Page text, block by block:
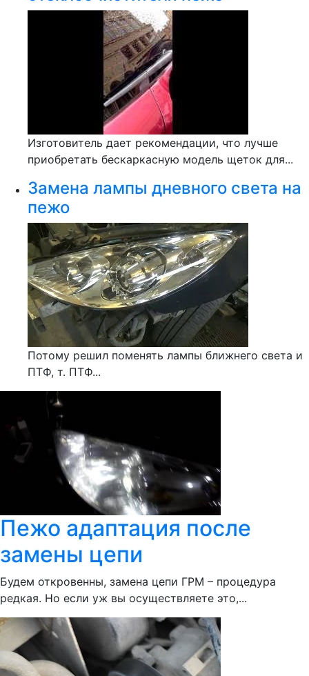
Изготовитель дает рекомендации, что лучше
приобретать бескаркасную модель щеток для...
Замена лампы дневного света на
пежо
Потому решил поменять лампы ближнего света и
ПТФ, т. ПТФ...
Пежо адаптация после
замены цепи
Будем откровенны, замена цепи ГРМ – процедура
редкая. Но если уж вы осуществляете это,...